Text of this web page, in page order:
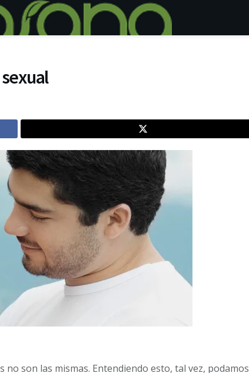
no son las mismas. Entendiendo esto, tal vez, podamos